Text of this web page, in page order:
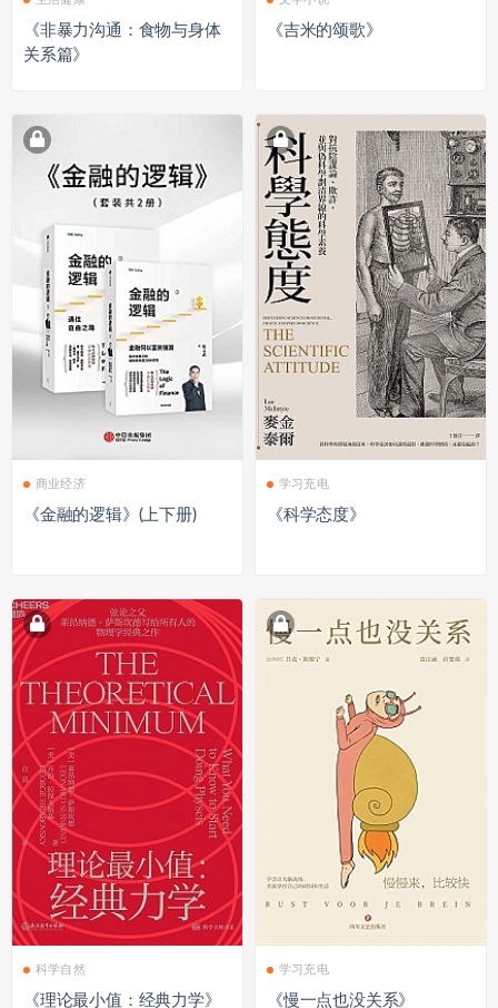
《非暴力沟通：食物与身体
关系篇》
《吉米的颂歌》
商业经济
《金融的逻辑》(上下册)
学习充电
《科学态度》
科学自然
《理论最小值：经典力学》
学习充电
《慢一点也没关系》